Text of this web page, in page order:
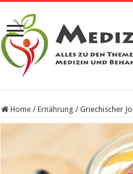
Home / Ernährung / Griechischer